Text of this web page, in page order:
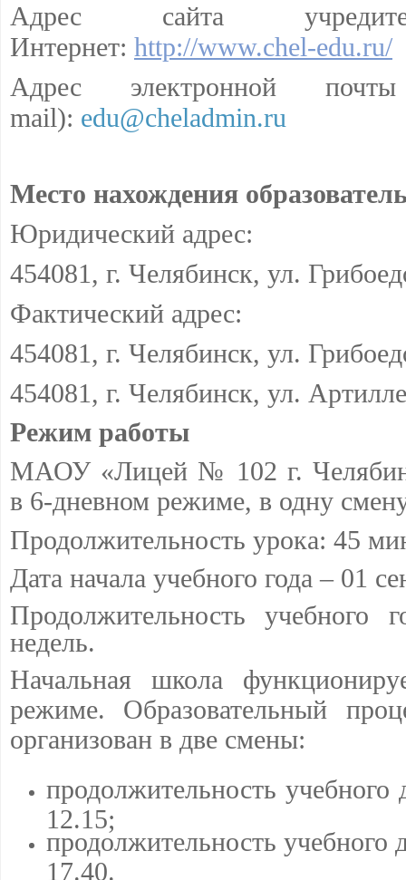
Адрес сайта
Интернет: http://www.chel-edu.ru/
Адрес электронной
mail): edu@cheladmin.ru
Место нахождения
Юридический адрес:
454081, г. Челябинск, ул.
Фактический адрес:
454081, г. Челябинск, ул.
454081, г. Челябинск, ул.
Режим работы
МАОУ «Лицей № 102 г.
в 6-дневном режиме, в одну
Продолжительность урока: 45
Дата начала учебного года – 01
Продолжительность учебного
недель.
Начальная школа
режиме. Образовательный
организован в две смены:
продолжительность
12.15;
продолжительность учебного
17.40.